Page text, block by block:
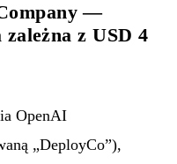
—
zależna z USD 4
OpenAI
„DeployCo”),